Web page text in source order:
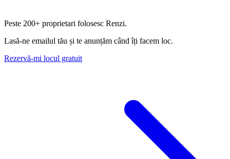
Peste 200+ proprietari folosesc Renzi.
Lasă-ne emailul tău și te anunțăm când îți facem loc.
Rezervă-mi locul gratuit